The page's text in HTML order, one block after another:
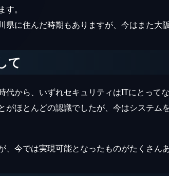
。
に住んだ時期もありますが、今はまた大
て
から、いずれセキュリティはITにとって
がほとんどの認識でしたが、今はシステム
今では実現可能となったものがたくさんあ